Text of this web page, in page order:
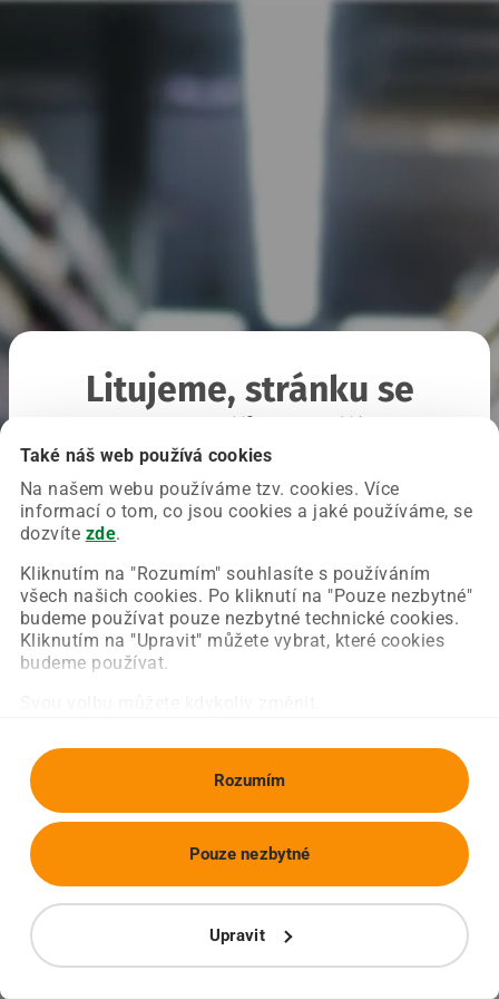
Také náš web používá cookies
Na našem webu používáme tzv. cookies. Více
informací o tom, co jsou cookies a jaké používáme, se
dozvíte zde.
Kliknutím na "Rozumím" souhlasíte s používáním
všech našich cookies. Po kliknutí na "Pouze nezbytné"
budeme používat pouze nezbytné technické cookies.
Kliknutím na "Upravit" můžete vybrat, které cookies
budeme používat.
Rozumím
Upravit
Pouze nezbytné
Litujeme, stránku se
Chyba nastala na naší straně a už ji opravujeme.
Zkuste prosím znovu načíst požadovanou stránku.
Obnovit stránku Úvodní strana